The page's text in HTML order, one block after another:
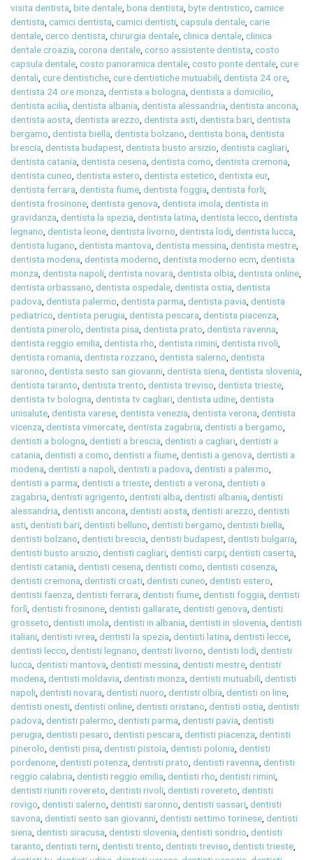
visita dentista ,bite dentale ,bona dentista ,byte dentistico ,camice
dentista ,camici dentista ,camici dentisti ,capsula dentale ,carie
dentale ,cerco dentista ,chirurgia dentale ,clinica dentale ,clinica
dentale croazia ,corona dentale ,corso assistente dentista ,costo
capsula dentale ,costo panoramica dentale ,costo ponte dentale ,cure
dentali ,cure dentistiche ,cure dentistiche mutuabili ,dentista 24 ore
dentista 24 ore monza ,dentista a bologna ,dentista a domicilio
dentista acilia ,dentista albania ,dentista alessandria ,dentista ancona
dentista aosta ,dentista arezzo ,dentista asti ,dentista bari ,dentista
bergamo ,dentista biella ,dentista bolzano ,dentista bona ,dentista
brescia ,dentista budapest ,dentista busto arsizio ,dentista cagliari
dentista catania ,dentista cesena ,dentista como ,dentista cremona
dentista cuneo ,dentista estero ,dentista estetico ,dentista eur,
dentista ferrara ,dentista fiume ,dentista foggia ,dentista forli
dentista frosinone ,dentista genova ,dentista imola ,dentista in
gravidanza ,dentista la spezia ,dentista latina ,dentista lecco ,dentista
legnano ,dentista leone ,dentista livorno ,dentista lodi ,dentista lucca
dentista lugano ,dentista mantova ,dentista messina ,dentista mestre
dentista modena ,dentista moderno ,dentista moderno ecm ,dentista
monza ,dentista napoli ,dentista novara ,dentista olbia ,dentista online
dentista orbassano ,dentista ospedale ,dentista ostia ,dentista
padova ,dentista palermo ,dentista parma ,dentista pavia ,dentista
pediatrico ,dentista perugia ,dentista pescara ,dentista piacenza
dentista pinerolo ,dentista pisa ,dentista prato ,dentista ravenna
dentista reggio emilia ,dentista rho ,dentista rimini ,dentista rivoli
dentista romania ,dentista rozzano ,dentista salerno ,dentista
saronno ,dentista sesto san giovanni ,dentista siena ,dentista slovenia
dentista taranto ,dentista trento ,dentista treviso ,dentista trieste
dentista tv bologna ,dentista tv cagliari ,dentista udine ,dentista
unisalute ,dentista varese ,dentista venezia ,dentista verona ,dentista
vicenza ,dentista vimercate ,dentista zagabria ,dentisti a bergamo
dentisti a bologna ,dentisti a brescia ,dentisti a cagliari ,dentisti a
catania ,dentisti a como ,dentisti a fiume ,dentisti a genova ,dentisti a
modena ,dentisti a napoli ,dentisti a padova ,dentisti a palermo
dentisti a parma ,dentisti a trieste ,dentisti a verona ,dentisti a
zagabria ,dentisti agrigento ,dentisti alba ,dentisti albania ,dentisti
alessandria ,dentisti ancona ,dentisti aosta ,dentisti arezzo ,dentisti
asti ,dentisti bari ,dentisti belluno ,dentisti bergamo ,dentisti biella
dentisti bolzano ,dentisti brescia ,dentisti budapest ,dentisti bulgaria
dentisti busto arsizio ,dentisti cagliari ,dentisti carpi ,dentisti caserta
dentisti catania ,dentisti cesena ,dentisti como ,dentisti cosenza
dentisti cremona ,dentisti croati ,dentisti cuneo ,dentisti estero
dentisti faenza ,dentisti ferrara ,dentisti fiume ,dentisti foggia ,dentisti
forlì ,dentisti frosinone ,dentisti gallarate ,dentisti genova ,dentisti
grosseto ,dentisti imola ,dentisti in albania ,dentisti in slovenia ,dentisti
italiani ,dentisti ivrea ,dentisti la spezia ,dentisti latina ,dentisti lecce
dentisti lecco ,dentisti legnano ,dentisti livorno ,dentisti lodi ,dentisti
lucca ,dentisti mantova ,dentisti messina ,dentisti mestre ,dentisti
modena ,dentisti moldavia ,dentisti monza ,dentisti mutuabili ,dentisti
napoli ,dentisti novara ,dentisti nuoro ,dentisti olbia ,dentisti on line
dentisti onesti ,dentisti online ,dentisti oristano ,dentisti ostia ,dentisti
padova ,dentisti palermo ,dentisti parma ,dentisti pavia ,dentisti
perugia ,dentisti pesaro ,dentisti pescara ,dentisti piacenza ,dentisti
pinerolo ,dentisti pisa ,dentisti pistoia ,dentisti polonia ,dentisti
pordenone ,dentisti potenza ,dentisti prato ,dentisti ravenna ,dentisti
reggio calabria ,dentisti reggio emilia ,dentisti rho ,dentisti rimini
dentisti riuniti rovereto ,dentisti rivoli ,dentisti rovereto ,dentisti
rovigo ,dentisti salerno ,dentisti saronno ,dentisti sassari ,dentisti
savona ,dentisti sesto san giovanni ,dentisti settimo torinese ,dentisti
siena ,dentisti siracusa ,dentisti slovenia ,dentisti sondrio ,dentisti
taranto ,dentisti terni ,dentisti trento ,dentisti treviso ,dentisti trieste